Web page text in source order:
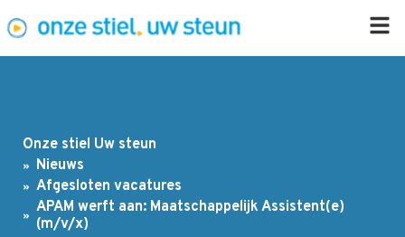
Onze stiel Uw steun
Nieuws
Afgesloten vacatures
APAM werft aan: Maatschappelijk Assistent(e)
(m/v/x)